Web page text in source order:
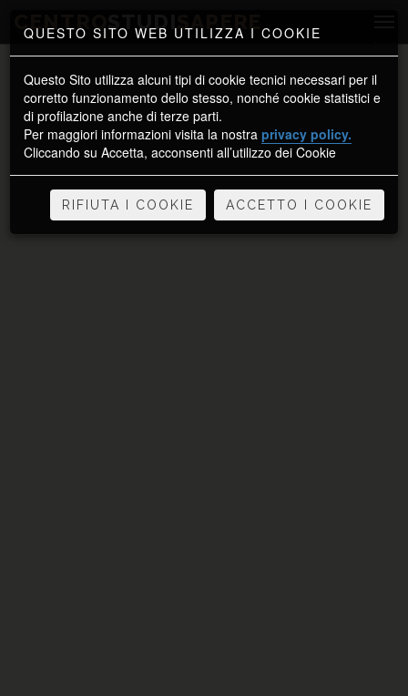
QUESTO SITO WEB UTILIZZA I COOKIE
Questo Sito utilizza alcuni tipi di cookie tecnici necessari per il
corretto funzionamento dello stesso, nonché cookie statistici e
di profilazione anche di terze parti.
Per maggiori informazioni visita la nostra privacy policy.
Cliccando su Accetta, acconsenti all’utilizzo dei Cookie
RIFIUTA I COOKIE ACCETTO I COOKIE